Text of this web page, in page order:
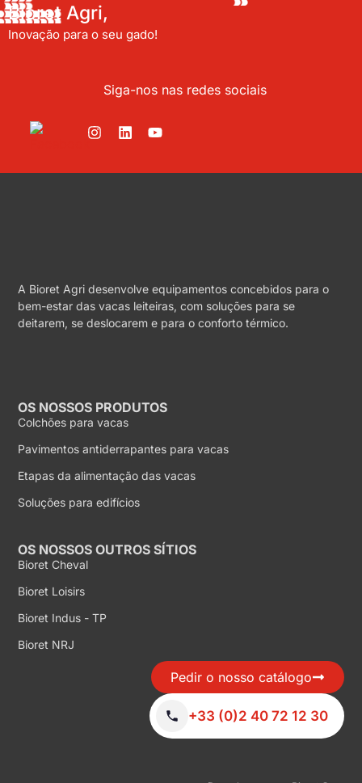
Bioret Agri,
Inovação para o seu gado!
Siga-nos nas redes sociais
A Bioret Agri desenvolve equipamentos concebidos para o
bem-estar das vacas leiteiras, com soluções para se
deitarem, se deslocarem e para o conforto térmico.
OS NOSSOS PRODUTOS
Colchões para vacas
Pavimentos antiderrapantes para vacas
Etapas da alimentação das vacas
Soluções para edifícios
OS NOSSOS OUTROS SÍTIOS
Bioret Cheval
Bioret Loisirs
Bioret Indus - TP
Bioret NRJ
Pedir o nosso catálogo
+33 (0)2 40 72 12 30